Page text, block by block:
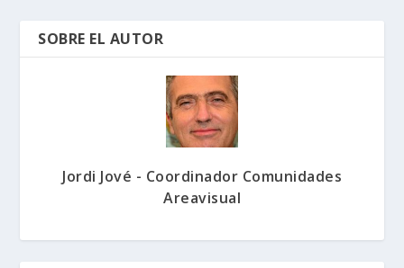
SOBRE EL AUTOR
Jordi Jové - Coordinador Comunidades
Areavisual